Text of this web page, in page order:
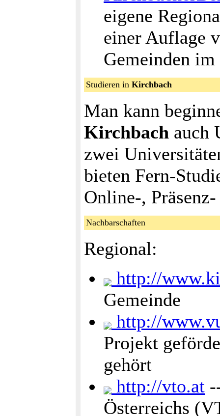
eigene
einer Auflage
Gemeinden
Studieren in Kirchbach
Man kann
Kirchbach auch
zwei
bieten Fern-
Online-,
Nachbarschaften
Regional:
http://
Gemeinde
http://
Projekt
gehört
http://vto.at
Österreichs